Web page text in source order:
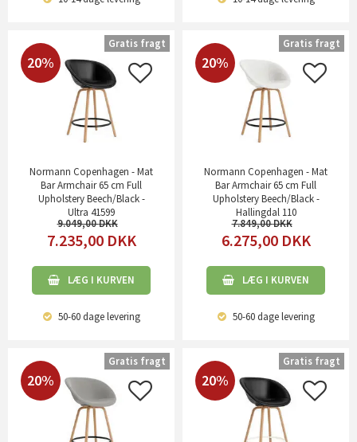
20%
Normann Copenhagen - Mat
Bar Armchair 65 cm Full
Upholstery Beech/Black -
Ultra 41599
9.049,00
7.235,00 DKK
LÆG I KURVEN
50-60 dagelevering
Gratis fragt
20%
Normann Copenhagen - Mat
Bar Armchair 65 cm Full
Upholstery Beech/Black -
Hallingdal 110
7.849,00
6.275,00 DKK
LÆG I KURVEN
50-60 dagelevering
Gratis fragt
20%
Gratis fragt
20%
Gratis fragt